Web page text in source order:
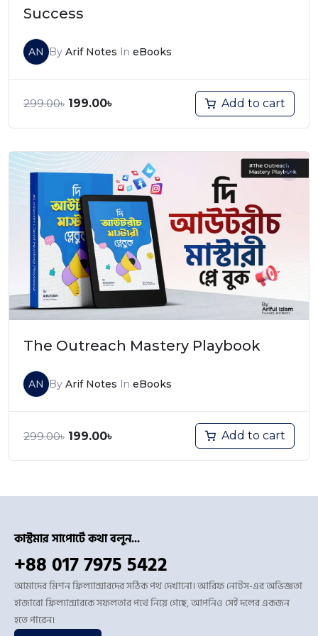
Success
AN By Arif Notes In eBooks
299.00৳ 199.00৳ Add to cart
The Outreach Mastery Playbook
AN By Arif Notes In eBooks
299.00৳ 199.00৳ Add to cart
কাস্টমার সাপোর্টে কথা বলুন...
+88 017 7975 5422
আমাদের মিশন ফ্রিল্যান্সারদের সঠিক পথ দেখানো। আরিফ নোটস-এর অভিজ্ঞতা
হাজারো ফ্রিল্যান্সারকে সফলতার পথে নিয়ে গেছে, আপনিও সেই দলের একজন
হতে পারেন।